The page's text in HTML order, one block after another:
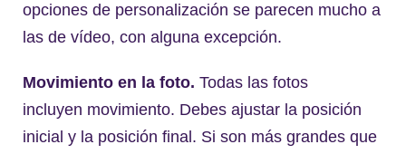
opciones de personalización se parecen mucho a
las de vídeo, con alguna excepción.
Movimiento en la foto. Todas las fotos
incluyen movimiento. Debes ajustar la posición
inicial y la posición final. Si son más grandes que